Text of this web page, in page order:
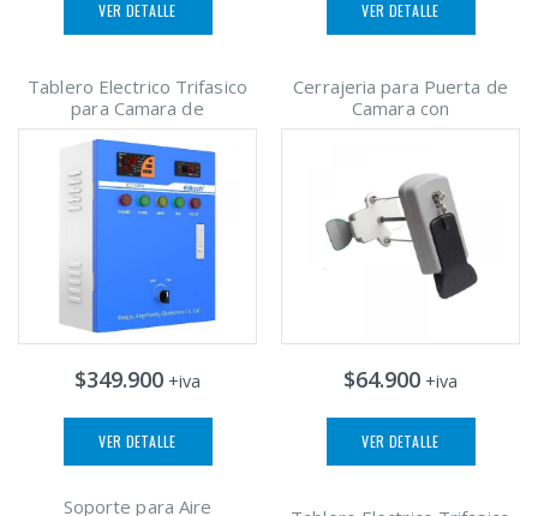
VER DETALLE VER DETALLE
Tablero Electrico Trifasico
para Camara de
$349.900 +iva
VER DETALLE
Cerrajeria para Puerta de
Camara con
$64.900 +iva
VER DETALLE
Soporte para Aire